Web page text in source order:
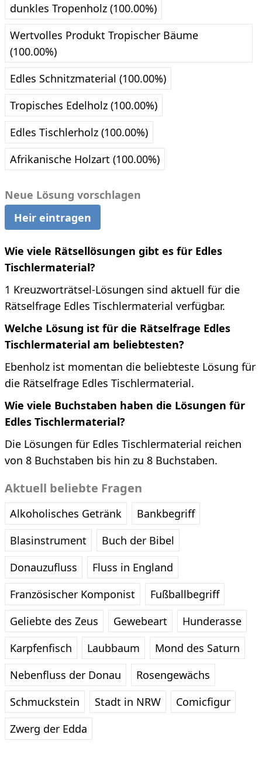
dunkles Tropenholz (100.00%)
Wertvolles Produkt Tropischer Bäume
(100.00%)
Edles Schnitzmaterial (100.00%)
Tropisches Edelholz (100.00%)
Edles Tischlerholz (100.00%)
Afrikanische Holzart (100.00%)
Neue Lösung vorschlagen
Heir eintragen
Wie viele Rätsellösungen gibt es für Edles
Tischlermaterial?
1 Kreuzworträtsel-Lösungen sind aktuell für die
Rätselfrage Edles Tischlermaterial verfügbar.
Welche Lösung ist für die Rätselfrage Edles
Tischlermaterial am beliebtesten?
Ebenholz ist momentan die beliebteste Lösung für
die Rätselfrage Edles Tischlermaterial.
Wie viele Buchstaben haben die Lösungen für
Edles Tischlermaterial?
Die Lösungen für Edles Tischlermaterial reichen
von 8 Buchstaben bis hin zu 8 Buchstaben.
Aktuell beliebte Fragen
Alkoholisches Getränk
Bankbegriff
Blasinstrument
Buch der Bibel
Donauzufluss
Fluss in England
Französischer Komponist
Fußballbegriff
Geliebte des Zeus
Gewebeart
Hunderasse
Karpfenfisch
Laubbaum
Mond des Saturn
Nebenfluss der Donau
Rosengewächs
Schmuckstein
Stadt in NRW
Comicfigur
Zwerg der Edda